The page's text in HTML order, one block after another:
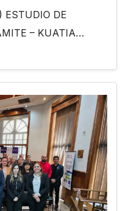
ESTUDIO DE
– KUATIA…